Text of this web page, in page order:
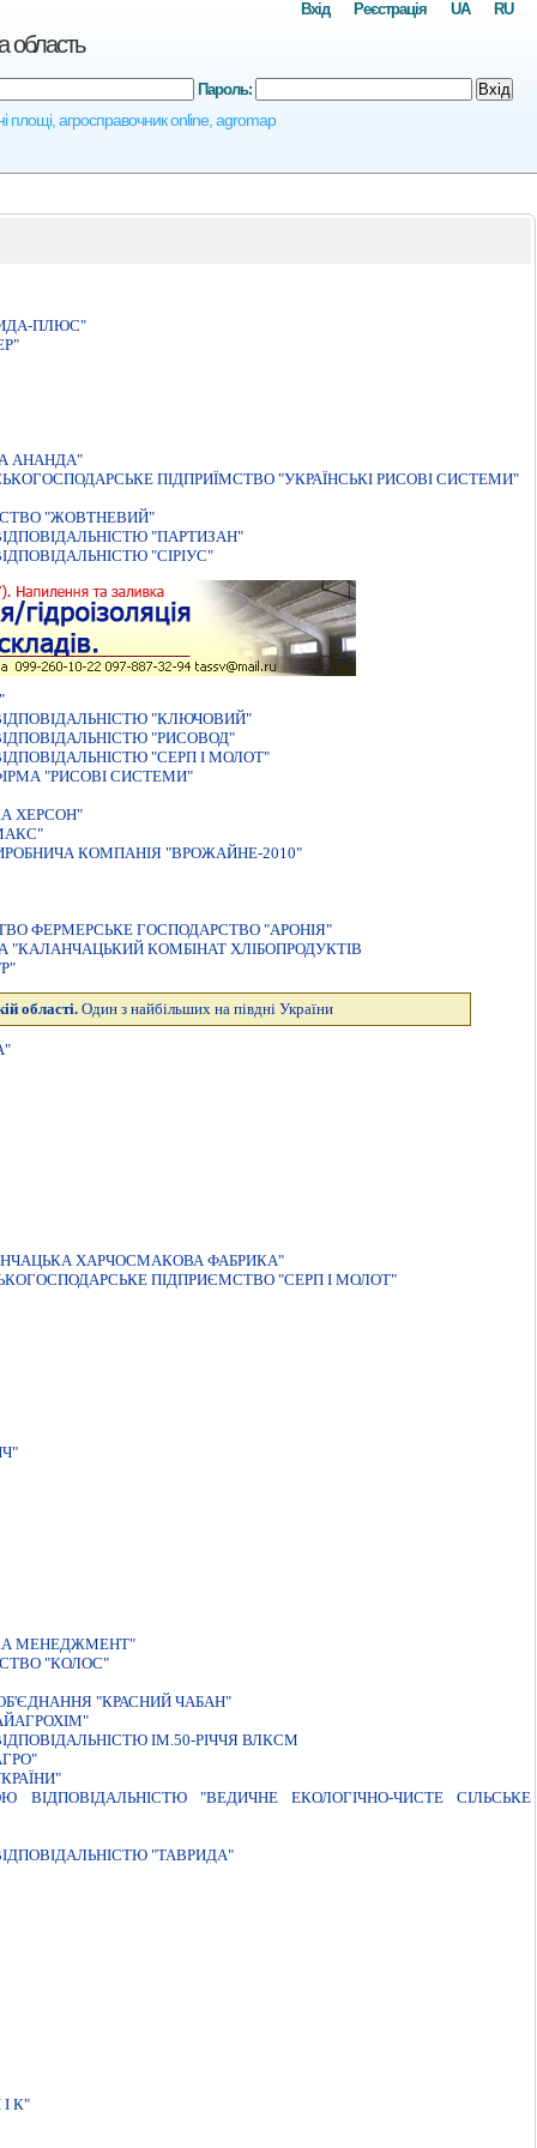
область
площі, агросправочник online, agromap
RU
UA
Реєстрація
Вхід
Пароль: Вхід
ПЛЮС"
АНАНДА"
ПIДПРИЇМСТВО "УКРАЇНСЬКI РИСОВI СИСТЕМИ"
"ЖОВТНЕВИЙ"
"ПАРТИЗАН"
"СІРІУС"
"КЛЮЧОВИЙ"
"РИСОВОД"
"СЕРП I МОЛОТ"
"РИСОВІ СИСТЕМИ"
ХЕРСОН"
КОМПАНIЯ "ВРОЖАЙНЕ-2010"
ФЕРМЕРСЬКЕ ГОСПОДАРСТВО "АРОНIЯ"
КОМБІНАТ ХЛІБОПРОДУКТІВ
області. Один з найбільших на півдні України
ХАРЧОСМАКОВА ФАБРИКА"
ПІДПРИЄМСТВО "СЕРП І МОЛОТ"
МЕНЕДЖМЕНТ"
"КОЛОС"
"КРАСНИЙ ЧАБАН"
ІМ.50-РІЧЧЯ ВЛКСМ
"ВЕДИЧНЕ ЕКОЛОГІЧНО-ЧИСТЕ СІЛЬСЬКЕ
"ТАВРИДА"
К"